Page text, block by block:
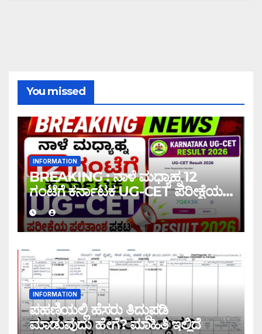
You missed
INFORMATION
BREAKING : ನಾಳೆ ಮಧ್ಯಾಹ್ನ 12
ಗಂಟೆಗೆ ಕರ್ನಾಟಕ UG-CET ಪರೀಕ್ಷೆಯ
ಫಲಿತಾಂಶ ಪ್ರಕಟ |UG-CET Result
2026
INFORMATION
ಪಹಣಿಯಲ್ಲಿ ಹೆಸರು ತಿದ್ದುಪಡಿ
ಮಾಡುವುದು ಹೇಗೆ? ಮಾಹಿತಿ ಇಲ್ಲಿದೆ